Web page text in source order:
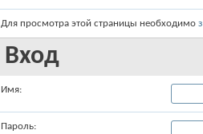
Для просмотра этой страницы необходимо
Вход
Имя:
Пароль: